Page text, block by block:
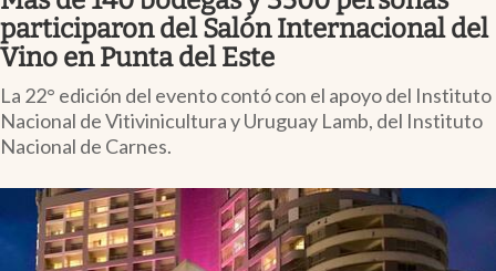
Otras secciones
Infotechnology
Clase
Clima
Mundial 2026
participaron del Salón Internacional del
Vino en Punta del Este
La 22° edición del evento contó con el apoyo del Instituto
Nacional de Vitivinicultura y Uruguay Lamb, del Instituto
Nacional de Carnes.